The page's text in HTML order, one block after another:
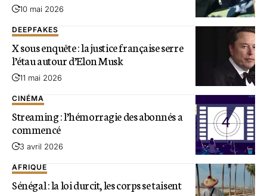
10 mai 2026
DEEPFAKES
X sous enquête : la justice française serre
l’étau autour d’Elon Musk
11 mai 2026
CINÉMA
Streaming : l’hémorragie des abonnés a
commencé
3 avril 2026
AFRIQUE
Sénégal : la loi durcit, les corps se taisent